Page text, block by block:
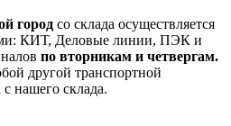
город со склада осуществляется
КИТ, Деловые линии, ПЭК и
по вторникам и четвергам.
другой транспортной
нашего склада.